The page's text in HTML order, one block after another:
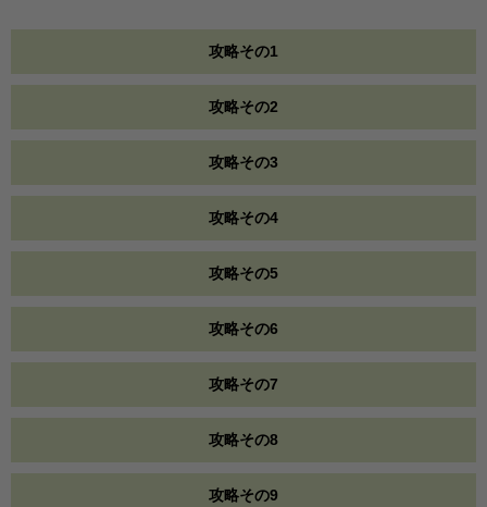
攻略その1
攻略その2
攻略その3
攻略その4
攻略その5
攻略その6
攻略その7
攻略その8
攻略その9